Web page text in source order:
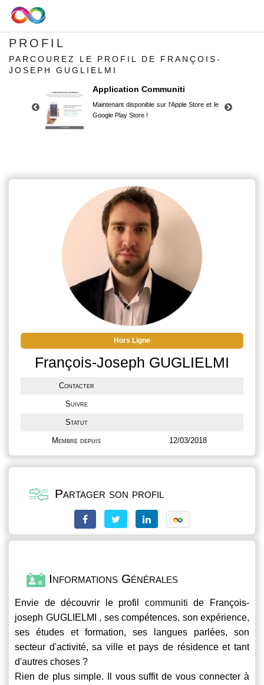
PROFIL
PARCOUREZ LE PROFIL DE FRANÇOIS-
JOSEPH GUGLIELMI
Application Communiti
Maintenant disponible sur l'Apple Store et le
Google Play Store !
Google Play Store !
Hors Ligne
François-Joseph GUGLIELMI
Contacter
Suivre
Statut
Membre depuis 12/03/2018
Partager son profil
Informations Générales
Envie de découvrir le profil communiti de François-
joseph GUGLIELMI , ses compétences, son expérience,
ses études et formation, ses langues parlées, son
secteur d'activité, sa ville et pays de résidence et tant
d'autres choses ?
Rien de plus simple. Il vous suffit de vous connecter à